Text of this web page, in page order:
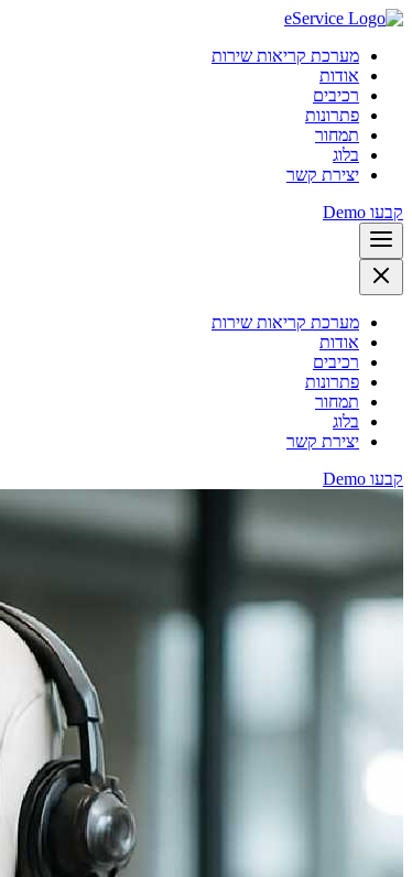
מערכת קריאות שירות
אודות
רכיבים
פתרונות
תמחור
בלוג
יצירת קשר
קבעו Demo
מערכת קריאות שירות
אודות
רכיבים
פתרונות
תמחור
בלוג
יצירת קשר
קבעו Demo